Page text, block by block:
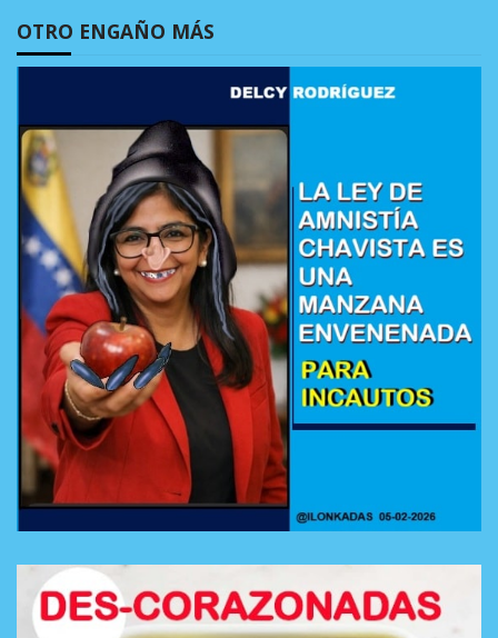
OTRO ENGAÑO MÁS